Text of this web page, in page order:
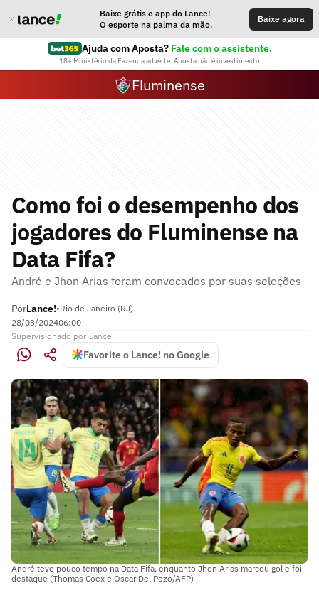
Baixe grátis o app do Lance!
O esporte na palma da mão.
Baixe agora
Ajuda com Aposta? Fale com o assistente.
18+ Ministério da Fazenda adverte: Aposta não é investimento
Fluminense
Como foi o desempenho dos
jogadores do Fluminense na
Data Fifa?
André e Jhon Arias foram convocados por suas seleções
PorLance!•Rio de Janeiro (RJ)
28/03/202406:00
Supervisionado por Lance!
Favorite o Lance! no Google
André teve pouco tempo na Data Fifa, enquanto Jhon Arias marcou gol e foi
destaque (Thomas Coex e Oscar Del Pozo/AFP)